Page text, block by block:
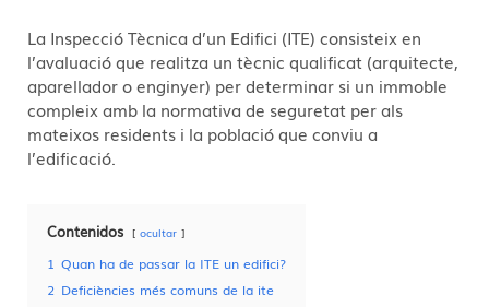
La Inspecció Tècnica d’un Edifici (ITE) consisteix en
l’avaluació que realitza un tècnic qualificat (arquitecte,
aparellador o enginyer) per determinar si un immoble
compleix amb la normativa de seguretat per als
mateixos residents i la població que conviu a
l’edificació.
Contenidos ocultar
1 Quan ha de passar la ITE un edifici?
2 Deficiències més comuns de la ite